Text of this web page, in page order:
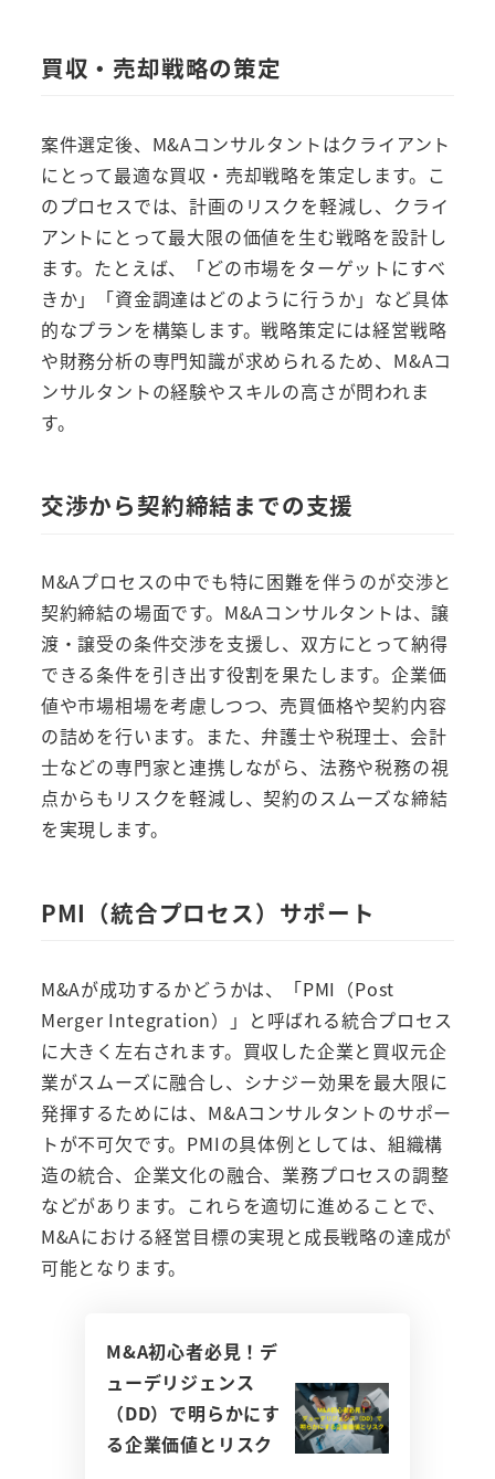
買収・売却戦略の策定
案件選定後、M&Aコンサルタントはクライアント
にとって最適な買収・売却戦略を策定します。こ
のプロセスでは、計画のリスクを軽減し、クライ
アントにとって最大限の価値を生む戦略を設計し
ます。たとえば、「どの市場をターゲットにすべ
きか」「資金調達はどのように行うか」など具体
的なプランを構築します。戦略策定には経営戦略
や財務分析の専門知識が求められるため、M&Aコ
ンサルタントの経験やスキルの高さが問われま
す。
交渉から契約締結までの支援
M&Aプロセスの中でも特に困難を伴うのが交渉と
契約締結の場面です。M&Aコンサルタントは、譲
渡・譲受の条件交渉を支援し、双方にとって納得
できる条件を引き出す役割を果たします。企業価
値や市場相場を考慮しつつ、売買価格や契約内容
の詰めを行います。また、弁護士や税理士、会計
士などの専門家と連携しながら、法務や税務の視
点からもリスクを軽減し、契約のスムーズな締結
を実現します。
PMI（統合プロセス）サポート
M&Aが成功するかどうかは、「PMI（Post
Merger Integration）」と呼ばれる統合プロセス
に大きく左右されます。買収した企業と買収元企
業がスムーズに融合し、シナジー効果を最大限に
発揮するためには、M&Aコンサルタントのサポー
トが不可欠です。PMIの具体例としては、組織構
造の統合、企業文化の融合、業務プロセスの調整
などがあります。これらを適切に進めることで、
M&Aにおける経営目標の実現と成長戦略の達成が
可能となります。
M&A初心者必見！デ
ューデリジェンス
（DD）で明らかにす
る企業価値とリスク